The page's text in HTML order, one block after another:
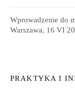
Wprowadzenie do
Warszawa, 16 VI
PRAKTYKA I